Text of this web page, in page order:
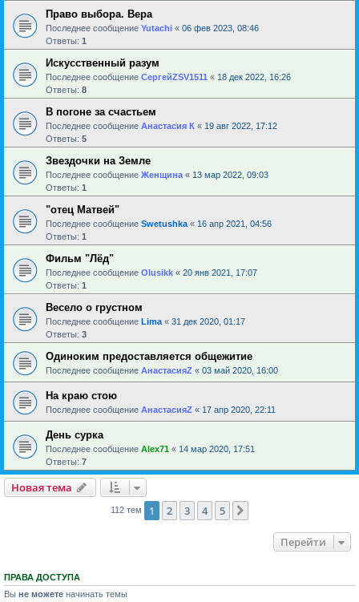
Право выбора. Вера
Последнее сообщение Yutachi « 06 фев 2023, 08:46
Ответы: 1
Искусственный разум
Последнее сообщение СергейZSV1511 « 18 дек 2022, 16:26
Ответы: 8
В погоне за счастьем
Последнее сообщение Анастасия К « 19 авг 2022, 17:12
Ответы: 5
Звездочки на Земле
Последнее сообщение Женщина « 13 мар 2022, 09:03
Ответы: 1
"отец Матвей"
Последнее сообщение Swetushka « 16 апр 2021, 04:56
Ответы: 1
Фильм "Лёд"
Последнее сообщение Olusikk « 20 янв 2021, 17:07
Ответы: 1
Весело о грустном
Последнее сообщение Lima « 31 дек 2020, 01:17
Ответы: 3
Одиноким предоставляется общежитие
Последнее сообщение АнастасияZ « 03 май 2020, 16:00
На краю стою
Последнее сообщение АнастасияZ « 17 апр 2020, 22:11
День сурка
Последнее сообщение Alex71 « 14 мар 2020, 17:51
Ответы: 7
Новая тема
112 тем 1 2 3 4 5
Перейти
ПРАВА ДОСТУПА
Вы не можете начинать темы